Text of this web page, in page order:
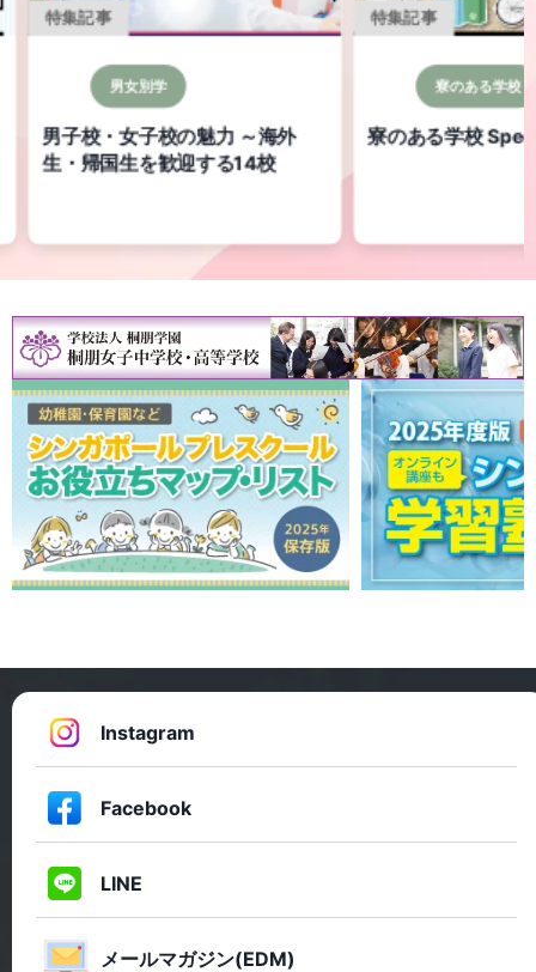
特集記事
男女別学
男子校・女子校の魅力 ～海外
生・帰国生を歓迎する14校
特集記事
寮のある学校
寮のある学校
Instagram
Facebook
LINE
メールマガジン(EDM)